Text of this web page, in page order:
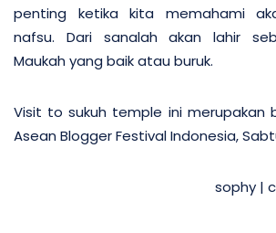
penting ketika kita memahami
nafsu. Dari sanalah akan lahir
Maukah yang baik atau buruk.
Visit to sukuh temple ini merupakan
Asean Blogger Festival Indonesia, Sabtu
sophy |